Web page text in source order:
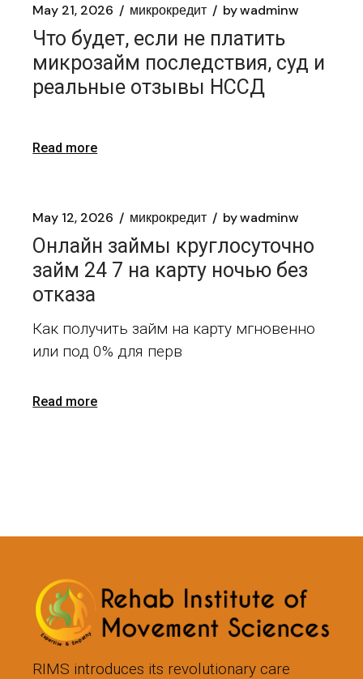
May 21, 2026 микрокредит bywadminw
Что будет, если не платить
микрозайм последствия, суд и
реальные отзывы НССД
Read more
May 12, 2026 микрокредит bywadminw
Онлайн займы круглосуточно
займ 24 7 на карту ночью без
отказа
Как получить займ на карту мгновенно
или под 0% для перв
Read more
RIMS introduces its revolutionary care